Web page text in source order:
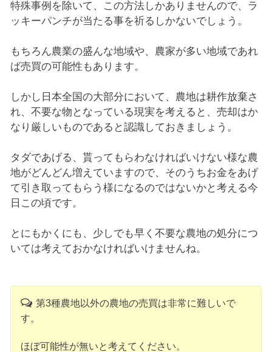
特殊事例を除いて、この方法しかありませんので、ラ
ッキーパンチが当たる事を祈るしかないでしょう。
もちろん農業の盛んな地域や、農家が多い地域であれ
ば売買の可能性もあります。
しかし日本全国の大部分において、農地は耕作放棄さ
れ、不要な物となっている現実を考えると、売却はか
なり厳しいものであると認識しておきましょう。
タダであげる、貰ってもらわなければいけない様な農
地がどんどん増えていますので、そのうちお金をあげ
て引き取ってもらう様になるのではないかと考える今
日この頃です。
とにもかくにも、少しでも早く不要な農地の処分につ
いては考えておかなければいけませんね。
第3種農地以外の農地の売買は非常に難しいで
す。
ほぼ可能性が無いと考えてください。